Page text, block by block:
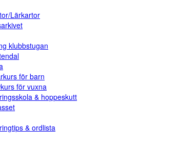
Lärkartor
klubbstugan
för barn
för vuxna
& hoppeskutt
& ordlista